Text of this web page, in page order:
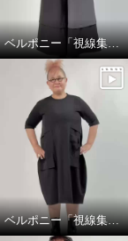
ベルポニー「視線集める大人の遊びを装う」
ベルポニー「視線集める大人の遊びを装う」